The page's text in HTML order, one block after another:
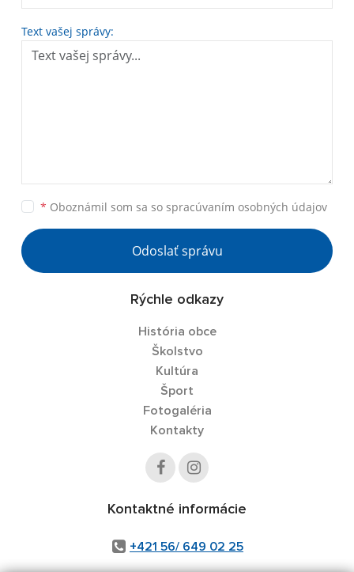
Text vašej správy:
* Oboznámil som sa so spracúvaním osobných údajov
Odoslať správu
Rýchle odkazy
História obce
Školstvo
Kultúra
Šport
Fotogaléria
Kontakty
Kontaktné informácie
+421 56/ 649 02 25